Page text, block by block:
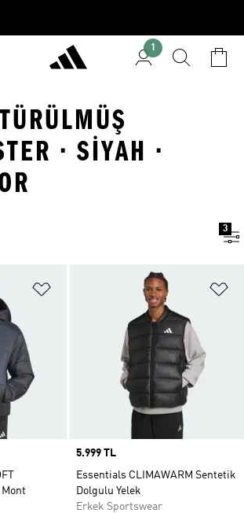
1
· SIYAH ·
3
Favori Listesine Ekle
Mont
Price
5.999 TL
Essentials CLIMAWARM Sentetik
Dolgulu Yelek
Erkek Sportswear